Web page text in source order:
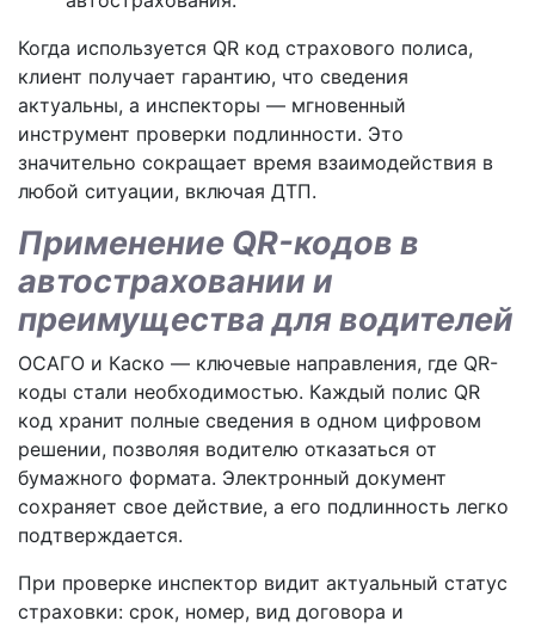
Когда используется QR код страхового полиса,
клиент получает гарантию, что сведения
актуальны, а инспекторы — мгновенный
инструмент проверки подлинности. Это
значительно сокращает время взаимодействия в
любой ситуации, включая ДТП.
Применение QR-кодов в
автостраховании и
преимущества для водителей
ОСАГО и Каско — ключевые направления, где QR-
коды стали необходимостью. Каждый полис QR
код хранит полные сведения в одном цифровом
решении, позволяя водителю отказаться от
бумажного формата. Электронный документ
сохраняет свое действие, а его подлинность легко
подтверждается.
При проверке инспектор видит актуальный статус
страховки: срок, номер, вид договора и